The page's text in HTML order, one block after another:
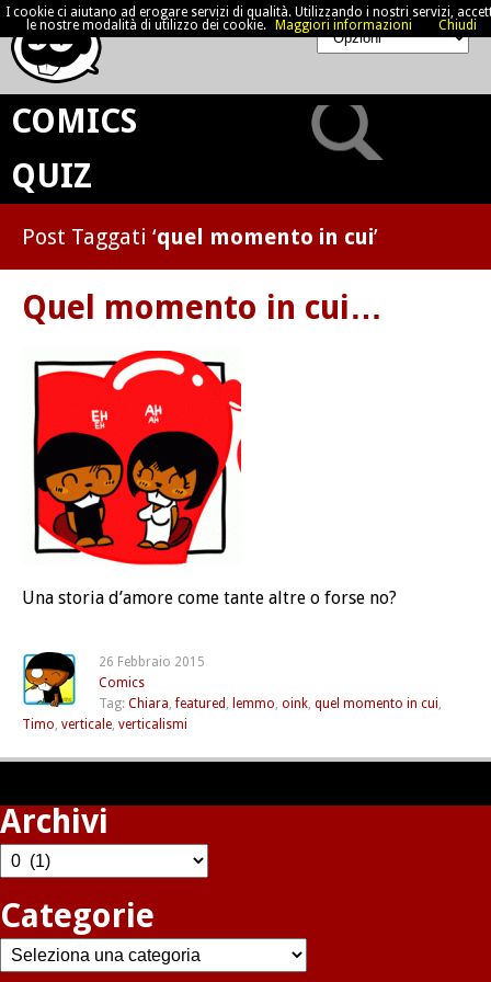
COMICS
QUIZ
Post Taggati ‘quel momento in cui’
Quel momento in cui…
Una storia d’amore come tante altre o forse no?
26 Febbraio 2015
Comics
Tag: Chiara,featured , lemmo, oink, quel momento in cui,
Timo, verticale, verticalismi
Archivi
Archivi
Categorie
Categorie
I cookie ci aiutano ad erogare servizi di qualità. Utilizzando i nostri servizi,
le nostre modalità di utilizzo dei cookie.
Maggiori informazioni Chiudi